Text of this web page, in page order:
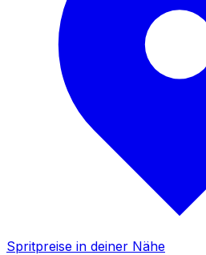
Spritpreise in deiner Nähe